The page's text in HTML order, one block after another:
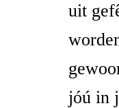
uit
jóú in